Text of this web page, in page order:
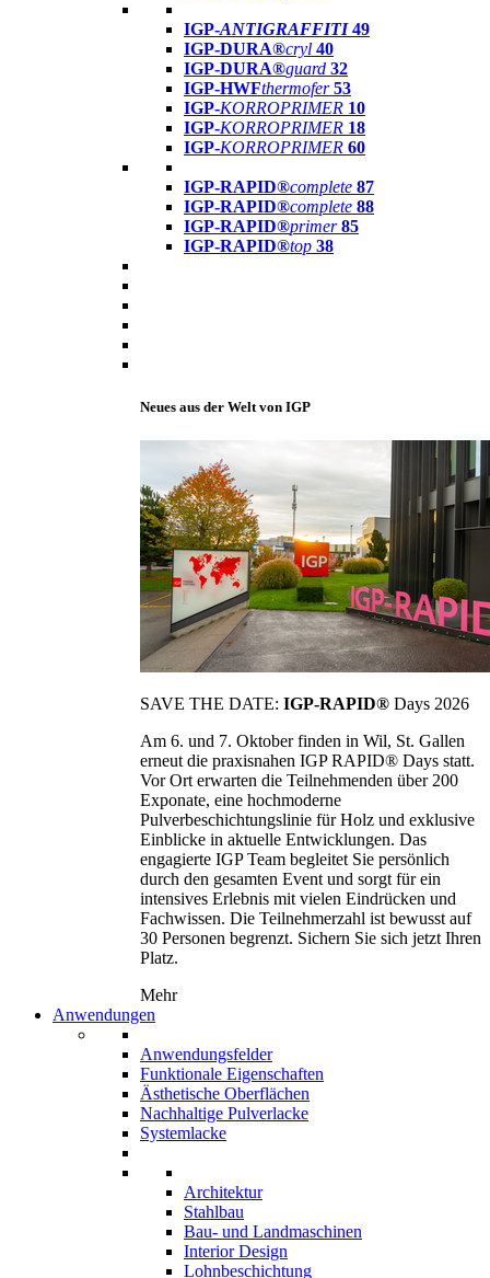
IGP-ANTIGRAFFITI49
IGP-DURA®cryl 40
IGP-DURA®guard 32
IGP-HWFthermofer 53
IGP-KORROPRIMER 10
IGP-KORROPRIMER 18
IGP-KORROPRIMER 60
IGP-RAPID®complete 87
IGP-RAPID®complete 88
IGP-RAPID®primer 85
IGP-RAPID®top 38
Neues aus der Welt von IGP
SAVE THE DATE: IGP-RAPID® Days 2026
Am 6. und 7. Oktober finden in Wil, St. Gallen
erneut die praxisnahen IGP RAPID® Days statt.
Vor Ort erwarten die Teilnehmenden über 200
Exponate, eine hochmoderne
Pulverbeschichtungslinie für Holz und exklusive
Einblicke in aktuelle Entwicklungen. Das
engagierte IGP Team begleitet Sie persönlich
durch den gesamten Event und sorgt für ein
intensives Erlebnis mit vielen Eindrücken und
Fachwissen. Die Teilnehmerzahl ist bewusst auf
30 Personen begrenzt. Sichern Sie sich jetzt Ihren
Platz.
Mehr
Anwendungen
Anwendungsfelder
Funktionale Eigenschaften
Ästhetische Oberflächen
Nachhaltige Pulverlacke
Systemlacke
Architektur
Stahlbau
Bau- und Landmaschinen
Interior Design
Lohnbeschichtung